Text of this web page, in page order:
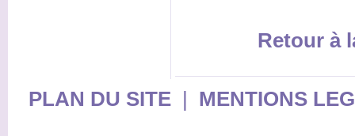
Retour à
PLAN DU SITE| MENTIONS